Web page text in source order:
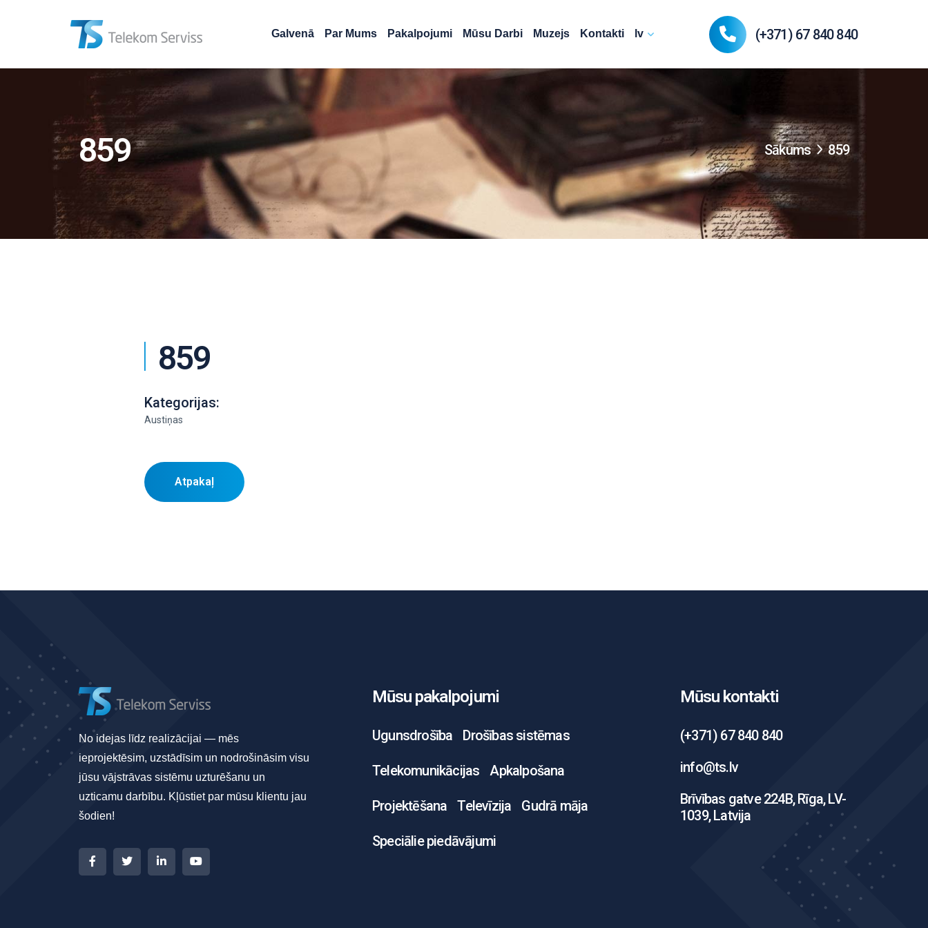
Galvenā Par Mums Pakalpojumi Mūsu Darbi Muzejs Kontakti lv (+371) 67 840 840
859 Sākums 859
859
Kategorijas:
Austiņas
Atpakaļ
No idejas līdz realizācijai — mēs
ieprojektēsim, uzstādīsim un nodrošināsim visu
jūsu vājstrāvas sistēmu uzturēšanu un
uzticamu darbību. Kļūstiet par mūsu klientu jau
šodien!
Mūsu pakalpojumi
Ugunsdrošība Drošības sistēmas
Telekomunikācijas Apkalpošana
Projektēšana Televīzija Gudrā māja
Speciālie piedāvājumi
Mūsu kontakti
(+371) 67 840 840
info@ts.lv
Brīvības gatve 224B, Rīga, LV-
1039, Latvija